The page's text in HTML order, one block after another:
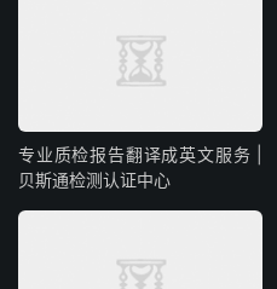
专业质检报告翻译成英文服务 |
贝斯通检测认证中心